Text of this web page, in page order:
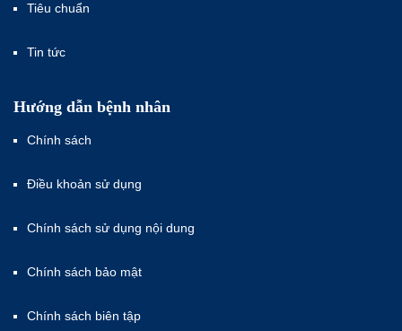
Tiêu chuẩn
Tin tức
Hướng dẫn bệnh nhân
Chính sách
Điều khoản sử dụng
Chính sách sử dụng nội dung
Chính sách bảo mật
Chính sách biên tập